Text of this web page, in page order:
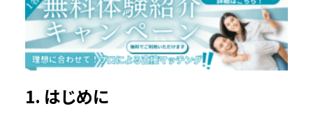
2023年4月
2022年7月
2022年5月
2022年4月
1. はじめに